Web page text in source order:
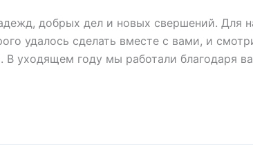
добрых дел и новых свершений. Для
удалось сделать вместе с вами, и
уходящем году мы работали благодаря